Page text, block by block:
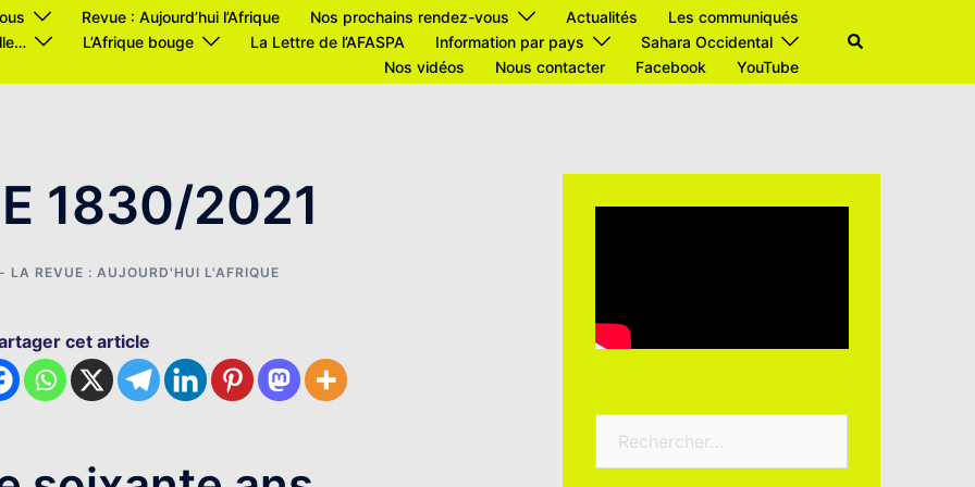
Revue : Aujourd’hui l’Afrique Nos prochains rendez-vous Actualités
Les communiqués
L’Afrique bouge La Lettre de l’AFASPA Information par pays
Sahara Occidental
Nos vidéos
Nous contacter Facebook YouTube
Rechercher
1830/2021
- LA REVUE : AUJOURD'HUI L'AFRIQUE
cet article